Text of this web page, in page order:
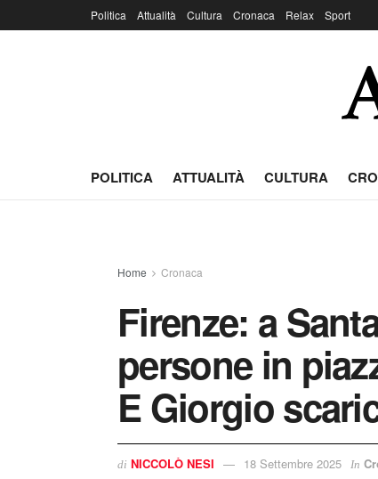
Politica Attualità Cultura Cronaca Relax Sport
POLITICA ATTUALITÀ CULTURA
Home Cronaca
Firenze: a
persone in
E Giorgio
di NICCOLÒ NESI 18 Settembre 2025 In